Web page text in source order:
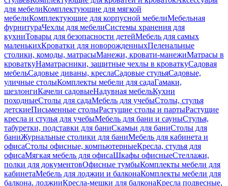
для мебелиКомплектующие для мягкой
мебелиКомплектующие для корпусной мебелиМебельная
фурнитураЧехлы для мебелиСистемы хранения для
кухниТовары для безопасности детейМебель для самых
маленькихКроватки для новорожденныхПеленальные
столики, комоды, матрасыМанежи, кровати-манежиМатрасы в
кроваткуНаматрасники, защитные чехлы в кроваткуСадовая
мебельСадовые диваны, креслаСадовые стульяСадовые,
уличные столыКомплекты мебели для садаГамаки,
шезлонгиКачели садовыеНадувная мебельКухни
походныеСтолы для садаМебель для учебыСтолы, стулья
детскиеПисьменные столыРастущие столы и партыРастущие
кресла и стулья для учебыМебель для бани и сауныСтулья,
табуретки, подставки для баниСкамьи для баниСтолы для
баниЖурнальные столики для баниМебель для кабинета и
офисаСтолы офисные, компьютерныеКресла, стулья для
офисаМягкая мебель для офисаШкафы офисныеСтеллажи,
полки для документовОфисные тумбыКомплекты мебели для
кабинетаМебель для лоджии и балконаКомплекты мебели для
балкона, лоджииКресла-мешки для балконаКресла подвесные,